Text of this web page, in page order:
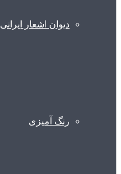
دیوان اشعار ایرانی
رنگ آمیزی